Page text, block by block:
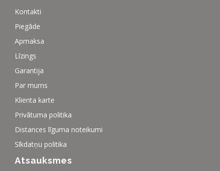
Kontakti
Piegāde
Apmaksa
Līzings
Garantija
Par mums
Klienta karte
Privātuma politika
Distances līguma noteikumi
Sīkdatņu politika
Atsauksmes